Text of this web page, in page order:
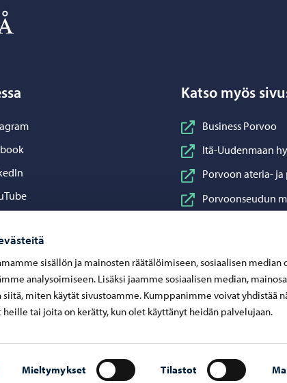
sisällön ja mainosten räätälöimiseen, sosiaalisen median
analysoimiseen. Lisäksi jaamme sosiaalisen median,
miten käytät sivustoamme. Kumppanimme voivat yhdistää
tai joita on kerätty, kun olet käyttänyt heidän palvelujaan.
Mieltymykset Tilastot
Katso myös
Business Porvoo
Itä-Uudenmaan
Porvoon ateria-
Porvoonseudun
Taidetehdas
Visit Porvoo